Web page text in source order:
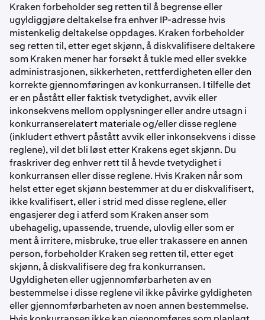
Kraken forbeholder seg retten til å begrense eller
ugyldiggjøre deltakelse fra enhver IP-adresse hvis
mistenkelig deltakelse oppdages. Kraken forbeholder
seg retten til, etter eget skjønn, å diskvalifisere deltakere
som Kraken mener har forsøkt å tukle med eller svekke
administrasjonen, sikkerheten, rettferdigheten eller den
korrekte gjennomføringen av konkurransen. I tilfelle det
er en påstått eller faktisk tvetydighet, avvik eller
inkonsekvens mellom opplysninger eller andre utsagn i
konkurranserelatert materiale og/eller disse reglene
(inkludert ethvert påstått avvik eller inkonsekvens i disse
reglene), vil det bli løst etter Krakens eget skjønn. Du
fraskriver deg enhver rett til å hevde tvetydighet i
konkurransen eller disse reglene. Hvis Kraken når som
helst etter eget skjønn bestemmer at du er diskvalifisert,
ikke kvalifisert, eller i strid med disse reglene, eller
engasjerer deg i atferd som Kraken anser som
ubehagelig, upassende, truende, ulovlig eller som er
ment å irritere, misbruke, true eller trakassere en annen
person, forbeholder Kraken seg retten til, etter eget
skjønn, å diskvalifisere deg fra konkurransen.
Ugyldigheten eller ugjennomførbarheten av en
bestemmelse i disse reglene vil ikke påvirke gyldigheten
eller gjennomførbarheten av noen annen bestemmelse.